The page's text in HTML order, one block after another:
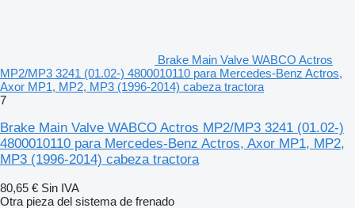
Brake Main Valve WABCO Actros
MP2/MP3 3241 (01.02-) 4800010110 para Mercedes-Benz Actros,
Axor MP1, MP2, MP3 (1996-2014) cabeza tractora
7
Brake Main Valve WABCO Actros MP2/MP3 3241 (01.02-)
4800010110 para Mercedes-Benz Actros, Axor MP1, MP2,
MP3 (1996-2014) cabeza tractora
80,65 € Sin IVA
Otra pieza del sistema de frenado